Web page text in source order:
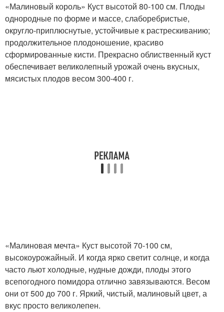
«Малиновый король» Куст высотой 80-100 см. Плоды
однородные по форме и массе, слаборебристые,
округло-приплюснутые, устойчивые к растрескиванию;
продолжительное плодоношение, красиво
сформированные кисти. Прекрасно облиственный куст
обеспечивает великолепный урожай очень вкусных,
мясистых плодов весом 300-400 г.
«Малиновая мечта» Куст высотой 70-100 см,
высокоурожайный. И когда ярко светит солнце, и когда
часто льют холодные, нудные дожди, плоды этого
всепогодного помидора отлично завязываются. Весом
они от 500 до 700 г. Яркий, чистый, малиновый цвет, а
вкус просто великолепен.